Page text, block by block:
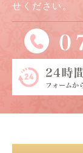
せください。